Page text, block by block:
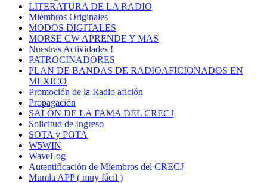
LITERATURA DE LA RADIO
Miembros Originales
MODOS DIGITALES
MORSE CW APRENDE Y MAS
Nuestras Actividades !
PATROCINADORES
PLAN DE BANDAS DE RADIOAFICIONADOS EN
MEXICO
Promoción de la Radio afición
Propagación
SALÓN DE LA FAMA DEL CRECJ
Solicitud de Ingreso
SOTA y POTA
W5WIN
WaveLog
Autentificación de Miembros del CRECJ
Mumla APP ( muy fácil )